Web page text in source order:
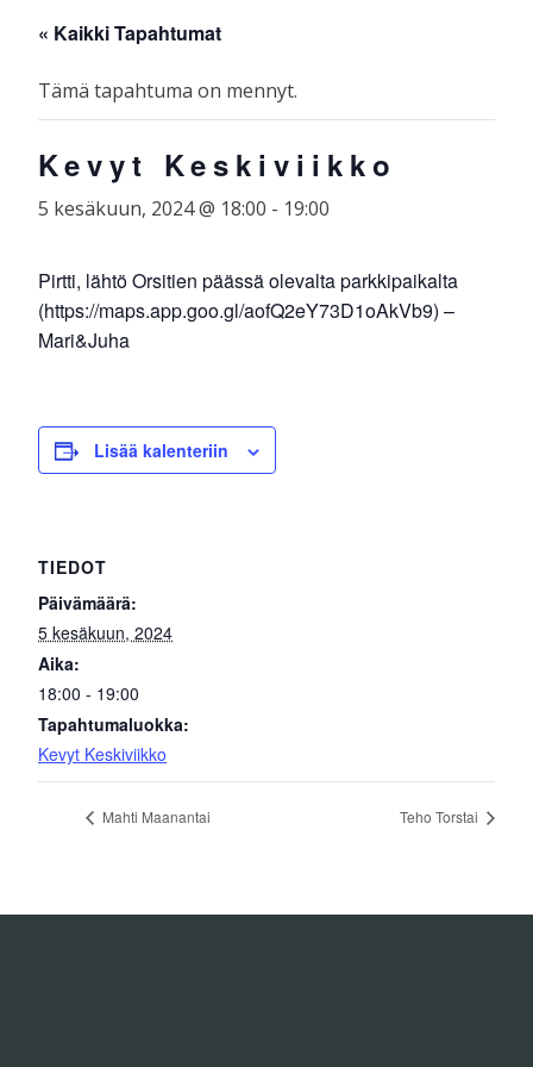
« Kaikki Tapahtumat
Tämä tapahtuma on mennyt.
Kevyt Keskiviikko
5 kesäkuun, 2024 @ 18:00 - 19:00
Pirtti, lähtö Orsitien päässä olevalta parkkipaikalta
(https://maps.app.goo.gl/aofQ2eY73D1oAkVb9) –
Mari&Juha
Lisää kalenteriin
TIEDOT
Päivämäärä:
5 kesäkuun, 2024
Aika:
18:00 - 19:00
Tapahtumaluokka:
Kevyt Keskiviikko
Mahti Maanantai Teho Torstai